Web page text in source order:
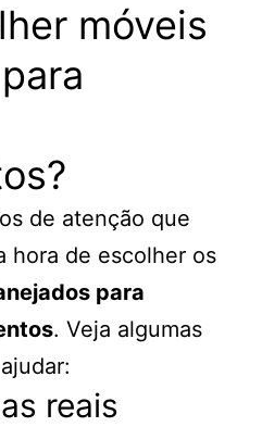
móveis
de atenção que
hora de escolher os
para
. Veja algumas
reais